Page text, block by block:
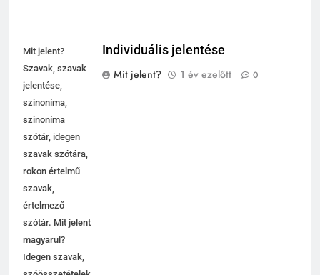
Mit jelent?
Szavak, szavak
jelentése,
szinoníma,
szinoníma
szótár, idegen
szavak szótára,
rokon értelmű
szavak,
értelmező
szótár. Mit jelent
magyarul?
Idegen szavak,
Individuális jelentése
Mit jelent?
1 év ezelőtt 0
5